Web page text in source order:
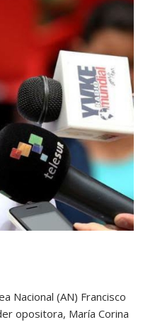
Nacional (AN) Francisco
opositora, María Corina